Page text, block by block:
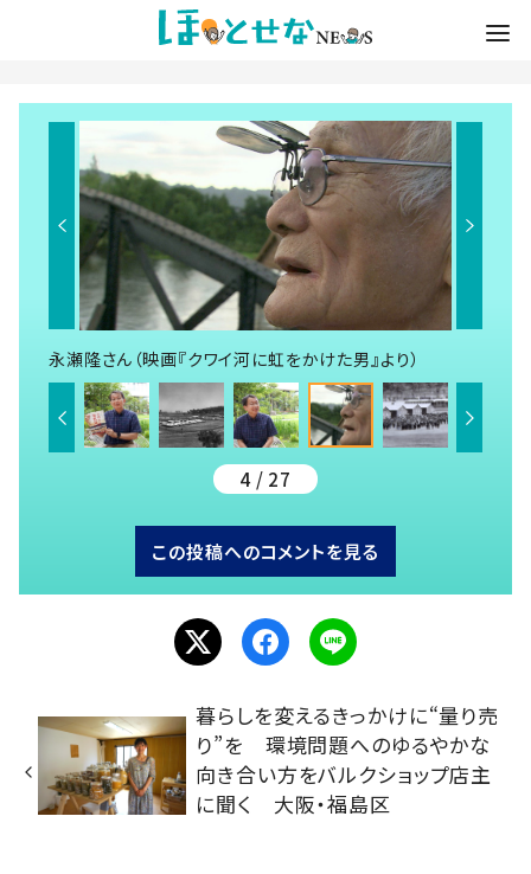
永瀬隆さん（映画『クワイ河に虹をかけた男』より）
4 / 27
この投稿へのコメントを見る
暮らしを変えるきっかけに“量り売
り”を 環境問題へのゆるやかな
向き合い方をバルクショップ店主
に聞く 大阪・福島区